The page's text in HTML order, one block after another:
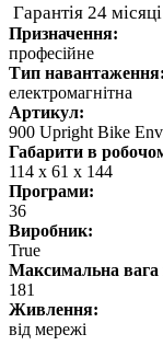
Гарантія 24 місяці
Призначення:
професійне
Тип навантаження:
електромагнітна
Артикул:
900 Upright Bike
Габарити в
114 x 61 х 144
Програми:
36
Виробник:
True
Максимальна вага
181
Живлення:
від мережі